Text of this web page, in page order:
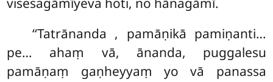
‘‘Tatrānanda , pamāṇikā pamiṇanti…
pe… ahaṃ vā, ānanda, puggalesu
pamāṇaṃ gaṇheyyaṃ yo vā panassa